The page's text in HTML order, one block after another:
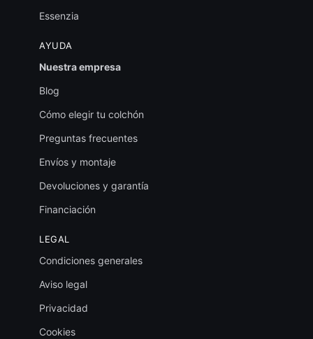
Essenzia
AYUDA
Nuestra empresa
Blog
Cómo elegir tu colchón
Preguntas frecuentes
Envíos y montaje
Devoluciones y garantía
Financiación
LEGAL
Condiciones generales
Aviso legal
Privacidad
Cookies